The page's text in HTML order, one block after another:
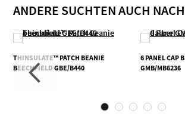
ANDERE SUCHTEN AUCH NACH
THINSULATE™ PATCH BEANIE
BEECHFIELD GBE/B440
6 PANEL CAP
GMB/MB6236